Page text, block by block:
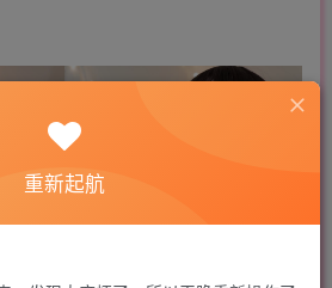
重新起航